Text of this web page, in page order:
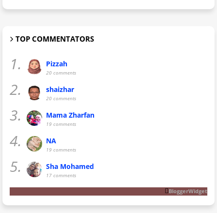
TOP COMMENTATORS
1. Pizzah
20 comments
2. shaizhar
20 comments
3. Mama Zharfan
19 comments
4. NA
19 comments
5. Sha Mohamed
17 comments
BloggerWidget